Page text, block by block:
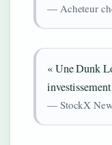
— Acheteur
« Une Dunk
— StockX